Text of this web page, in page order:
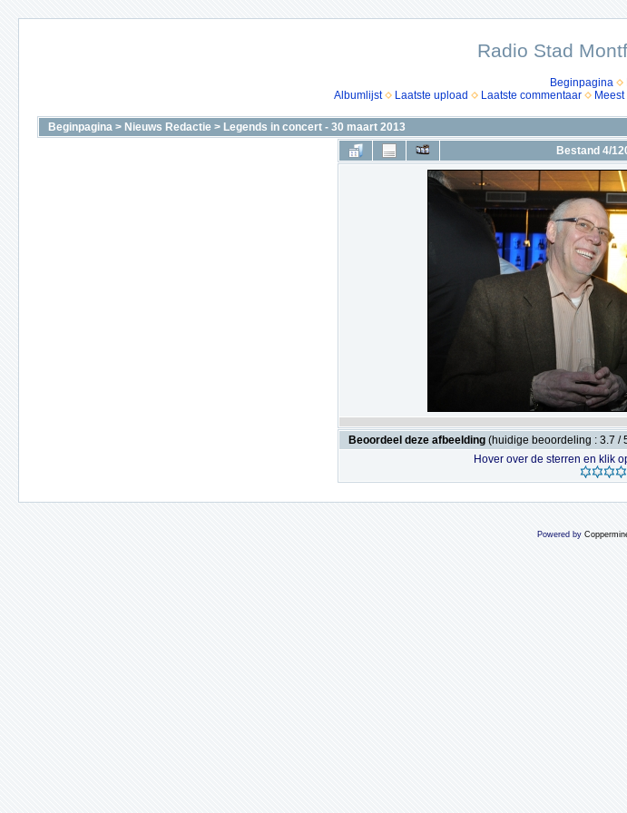
Radio Stad
Beginpagina
Albumlijst
Laatste upload Laatste commentaar
Beginpagina > Nieuws Redactie > Legends in concert - 30 maart 2013
Bestand 4/
Beoordeel deze afbeelding (huidige beoordeling : 3.7 /
Hover over de sterren en klik
Powered by